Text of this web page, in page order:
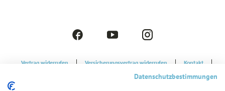
F
Y
t
I
t
a
Vertrag widerrufen Versicherungsvertrag widerrufen
Kontakt
Datenschutzerklärung
Datenschutzbestimmungen